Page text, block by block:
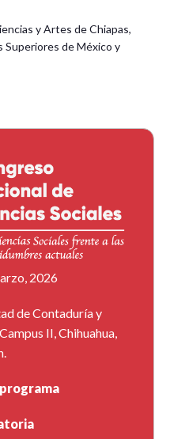
y Artes de Chiapas,
de México y
2026
de Contaduría y
II, Chihuahua,